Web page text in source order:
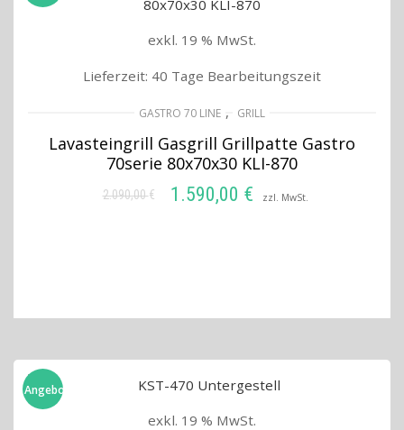
exkl. 19 % MwSt.
Lieferzeit: 40 Tage Bearbeitungszeit
GASTRO 70 LINE , GRILL
Lavasteingrill Gasgrill Grillpatte Gastro
70serie 80x70x30 KLI-870
2.090,00€
Ursprünglicher
1.590,00 €
Aktueller
zzl. MwSt.
Angebot!
exkl. 19 % MwSt.